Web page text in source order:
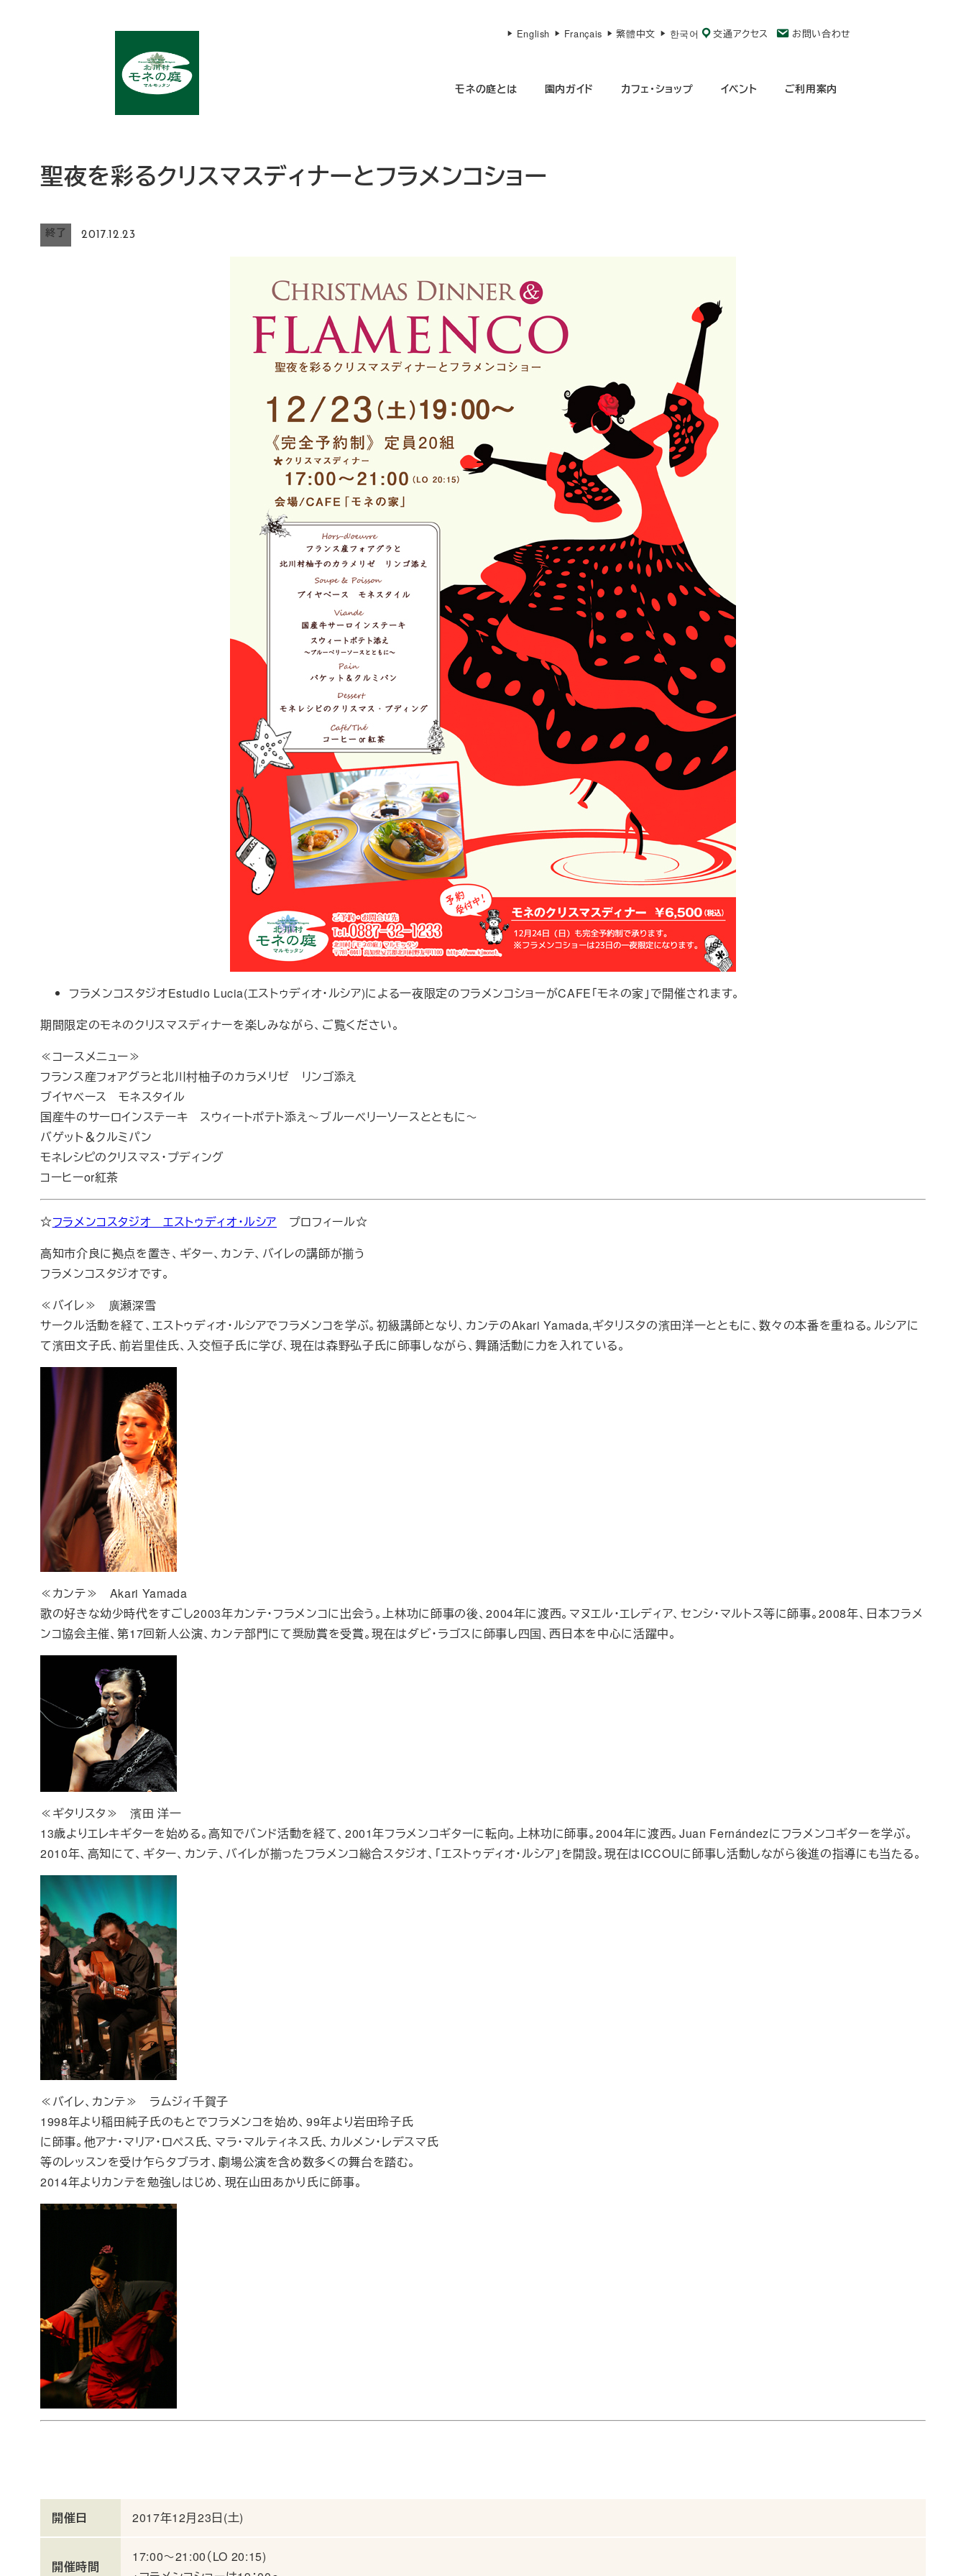
English Français 繁體中文 한국어 交通アクセス お問い合わせ
モネの庭とは 園内ガイド カフェ・ショップ イベント ご利用案内
聖夜を彩るクリスマスディナーとフラメンコショー
終了 2017.12.23
フラメンコスタジオEstudio Lucia(エストゥディオ・ルシア)による一夜限定のフラメンコショーがCAFE「モネの家」で開催されます。
期間限定のモネのクリスマスディナーを楽しみながら、ご覧ください。
≪コースメニュー≫
フランス産フォアグラと北川村柚子のカラメリゼ リンゴ添え
ブイヤベース モネスタイル
国産牛のサーロインステーキ スウィートポテト添え～ブルーベリーソースとともに～
バゲット＆クルミパン
モネレシピのクリスマス・プディング
コーヒーor紅茶
☆フラメンコスタジオ エストゥディオ・ルシア プロフィール☆
高知市介良に拠点を置き、ギター、カンテ、バイレの講師が揃う
フラメンコスタジオです。
≪バイレ≫ 廣瀬深雪
サークル活動を経て、エストゥディオ・ルシアでフラメンコを学ぶ。初級講師となり、カンテのAkari Yamada,ギタリスタの濱田洋一とともに、数々の本番を重ねる。ルシアに
て濱田文子氏、前岩里佳氏、入交恒子氏に学び、現在は森野弘子氏に師事しながら、舞踊活動に力を入れている。
≪カンテ≫ Akari Yamada
歌の好きな幼少時代をすごし2003年カンテ・フラメンコに出会う。上林功に師事の後、2004年に渡西。マヌエル・エレディア、センシ・マルトス等に師事。2008年、日本フラメ
ンコ協会主催、第17回新人公演、カンテ部門にて奨励賞を受賞。現在はダビ・ラゴスに師事し四国、西日本を中心に活躍中。
≪ギタリスタ≫ 濱田 洋一
13歳よりエレキギターを始める。高知でバンド活動を経て、2001年フラメンコギターに転向。上林功に師事。2004年に渡西。Juan Fernándezにフラメンコギターを学ぶ。
2010年、高知にて、ギター、カンテ、バイレが揃ったフラメンコ総合スタジオ、「エストゥディオ・ルシア」を開設。現在はICCOUに師事し活動しながら後進の指導にも当たる。
≪バイレ、カンテ≫ ラムジィ千賀子
1998年より稲田純子氏のもとでフラメンコを始め、99年より岩田玲子氏
に師事。他アナ・マリア・ロペス氏、マラ・マルティネス氏、カルメン・レデスマ氏
等のレッスンを受け乍らタブラオ、劇場公演を含め数多くの舞台を踏む。
2014年よりカンテを勉強しはじめ、現在山田あかり氏に師事。
開催日 2017年12月23日(土)
開催時間
17:00～21:00（LO 20:15)